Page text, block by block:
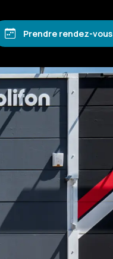
Prendre rendez-vous